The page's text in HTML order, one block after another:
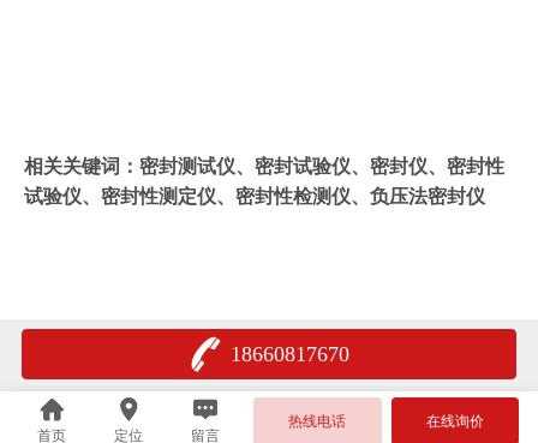
相关关键词：密封测试仪、密封试验仪、密封仪、密封性
试验仪、密封性测定仪、密封性检测仪、负压法密封仪
18660817670
首页 定位 留言
热线电话 在线询价